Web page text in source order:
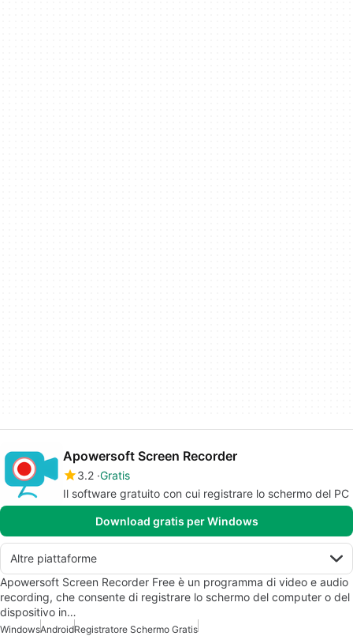
Apowersoft Screen Recorder
3.2 Gratis
Il software gratuito con cui registrare lo schermo del PC
Download gratis per Windows
Altre piattaforme
Apowersoft Screen Recorder Free è un programma di video e audio
recording, che consente di registrare lo schermo del computer o del
dispositivo in…
WindowsAndroidRegistratore Schermo Gratis